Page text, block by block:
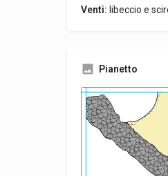
Venti: libeccio e
Pianetto